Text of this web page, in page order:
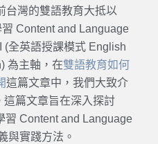
台灣的雙語教育大抵以
Content and Language
(全英語授課模式 English
為主軸，在雙語教育如何
這篇文章中，我們大致介
這篇文章旨在深入探討
Content and Language
與實踐方法。